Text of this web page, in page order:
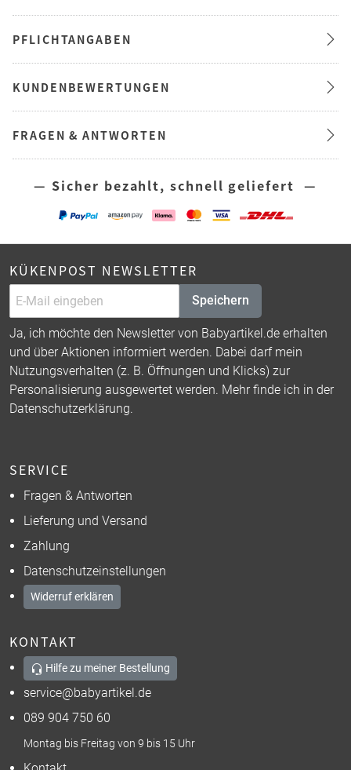
PFLICHTANGABEN
KUNDENBEWERTUNGEN
FRAGEN & ANTWORTEN
— Sicher bezahlt, schnell geliefert —
KÜKENPOST NEWSLETTER
Speichern
Ja, ich möchte den Newsletter von Babyartikel.de erhalten
und über Aktionen informiert werden. Dabei darf mein
Nutzungsverhalten (z. B. Öffnungen und Klicks) zur
Personalisierung ausgewertet werden. Mehr finde ich in der
Datenschutzerklärung.
SERVICE
Fragen & Antworten
Lieferung und Versand
Zahlung
Datenschutzeinstellungen
Widerruf erklären
KONTAKT
Hilfe zu meiner Bestellung
service@babyartikel.de
089 904 750 60
Montag bis Freitag von 9 bis 15 Uhr